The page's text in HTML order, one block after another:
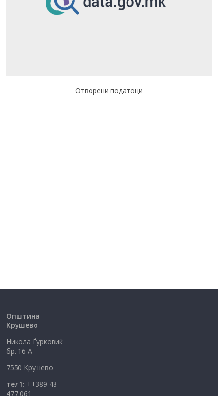
Отворени податоци
Општина
Крушево
Никола Ѓурковиќ
бр. 16 А
7550 Крушево
тел1: ++389 48
477 061